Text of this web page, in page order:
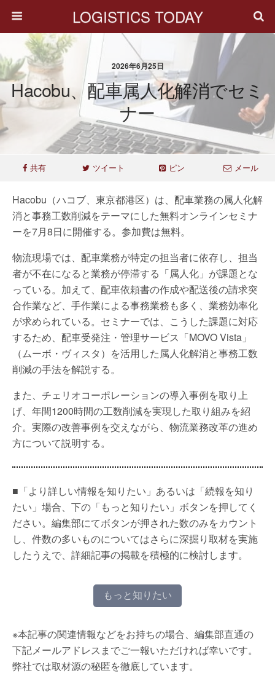
LOGISTICS TODAY
2026年6月25日
Hacobu、配車属人化解消でセミ
ナー
共有 ツイート ピン メール
Hacobu（ハコブ、東京都港区）は、配車業務の属人化解
消と事務工数削減をテーマにした無料オンラインセミナ
ーを7月8日に開催する。参加費は無料。
物流現場では、配車業務が特定の担当者に依存し、担当
者が不在になると業務が停滞する「属人化」が課題とな
っている。加えて、配車依頼書の作成や配送後の請求突
合作業など、手作業による事務業務も多く、業務効率化
が求められている。セミナーでは、こうした課題に対応
するため、配車受発注・管理サービス「MOVO Vista」
（ムーボ・ヴィスタ）を活用した属人化解消と事務工数
削減の手法を解説する。
また、チェリオコーポレーションの導入事例を取り上
げ、年間1200時間の工数削減を実現した取り組みを紹
介。実際の改善事例を交えながら、物流業務改革の進め
方について説明する。
■「より詳しい情報を知りたい」あるいは「続報を知り
たい」場合、下の「もっと知りたい」ボタンを押してく
ださい。編集部にてボタンが押された数のみをカウント
し、件数の多いものについてはさらに深掘り取材を実施
したうえで、詳細記事の掲載を積極的に検討します。
もっと知りたい
※本記事の関連情報などをお持ちの場合、編集部直通の
下記メールアドレスまでご一報いただければ幸いです。
弊社では取材源の秘匿を徹底しています。